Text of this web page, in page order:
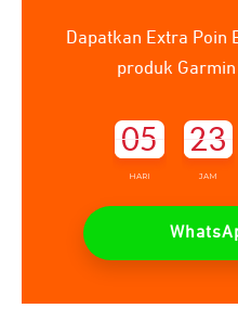
Dapatkan Extra Poin
produk
05
HARI
23
JAM